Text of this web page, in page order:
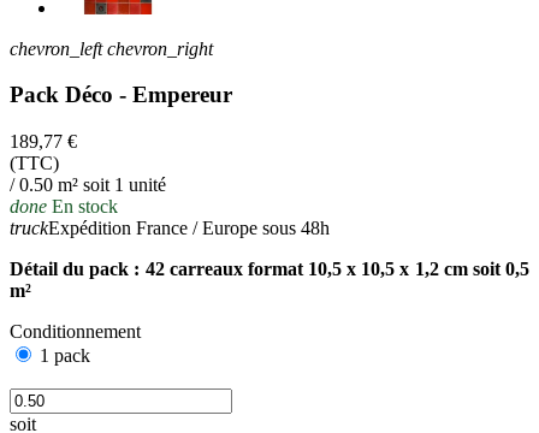
chevron_left chevron_right
Pack Déco - Empereur
189,77 €
(TTC)
/ 0.50 m² soit 1 unité
done En stock
truckExpédition France / Europe sous 48h
Détail du pack : 42 carreaux format 10,5 x 10,5 x 1,2 cm soit 0,5
m²
Conditionnement
1 pack
soit